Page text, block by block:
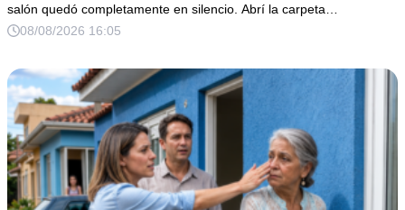
de la mujer a la que creía una fracasada y sin hijos. Lo
que jamás imaginó fue que esa noche sería él quien
salón quedó completamente en silencio. Abrí la carpeta…
08/08/2026 16:05